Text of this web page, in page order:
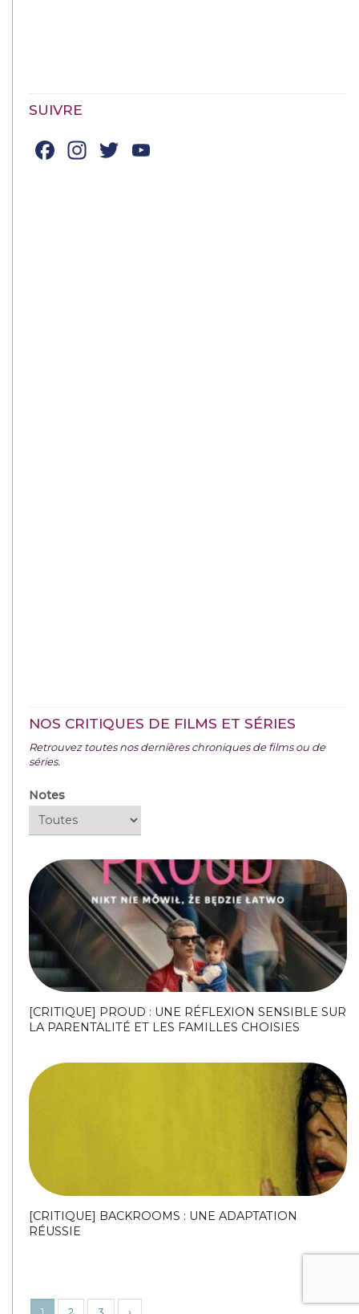
SUIVRE
Facebook
Instagram
Twitter
NOS CRITIQUES DE FILMS ET SÉRIES
Retrouvez toutes nos dernières chroniques de films ou de
séries.
Notes
[CRITIQUE] PROUD : UNE RÉFLEXION SENSIBLE SUR
LA PARENTALITÉ ET LES FAMILLES CHOISIES
[CRITIQUE] BACKROOMS : UNE ADAPTATION
RÉUSSIE